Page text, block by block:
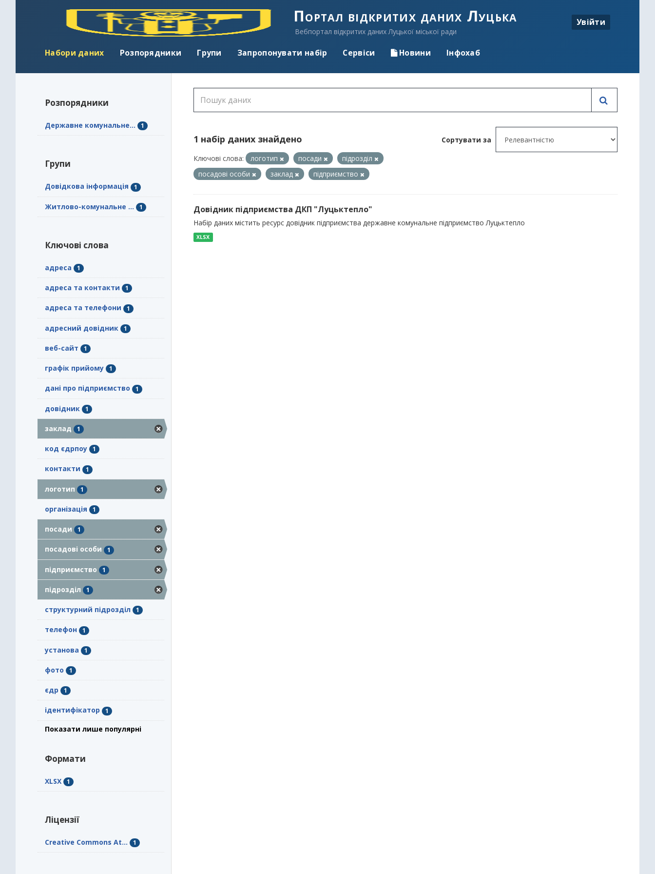
Портал відкритих даних Луцька
Вебпортал відкритих даних Луцької міської ради
Увійти
Набори даних Розпорядники Групи Запропонувати набір Сервіси Новини Інфохаб
Розпорядники
Державне комунальне... 1
Групи
Довідкова інформація 1
Житлово-комунальне ... 1
Ключові слова
адреса 1
адреса та контакти 1
адреса та телефони 1
адресний довідник 1
веб-сайт 1
графік прийому 1
дані про підприємство 1
довідник 1
заклад 1
код єдрпоу 1
контакти 1
логотип 1
організація 1
посади 1
посадові особи 1
підприємство 1
підрозділ 1
структурний підрозділ 1
телефон 1
установа 1
фото 1
єдр 1
ідентифікатор 1
Показати лише популярні
Формати
XLSX 1
Ліцензії
Creative Commons At... 1
Сортувати за
1 набір даних знайдено
Ключові слова: логотип посади
підрозділ
посадові особи
заклад підприємство
Довідник підприємства ДКП "Луцьктепло"
Набір даних містить ресурс довідник підприємства державне комунальне підприємство Луцьктепло
XLSX